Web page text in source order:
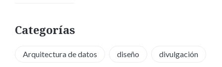
Categorías
Arquitectura de datos diseño divulgación